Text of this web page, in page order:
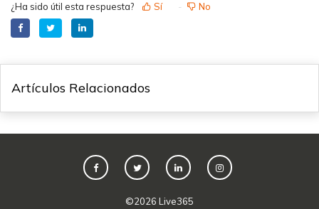
¿Ha sido útil esta respuesta? Sí No
Artículos Relacionados
©2026 Live365